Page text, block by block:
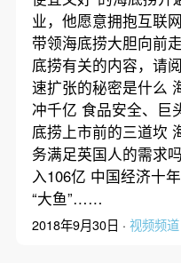
业，他愿意拥抱互联
带领海底捞大胆向前
底捞有关的内容，请
速扩张的秘密是什么
冲千亿 食品安全、巨
底捞上市前的三道坎
务满足英国人的需求
入106亿 中国经济十
“大鱼”……
2018年9月30日 · 视频频道